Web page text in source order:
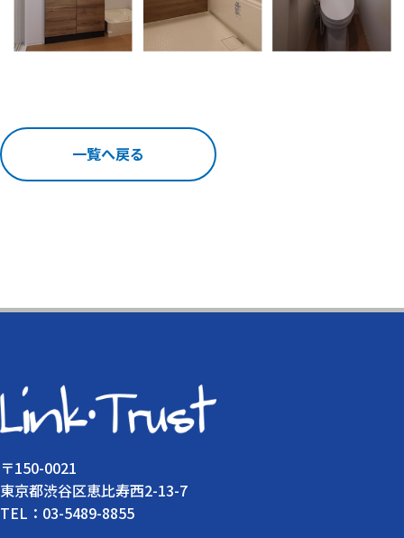
一覧へ戻る
〒150-0021
東京都渋谷区恵比寿西2-13-7
TEL：03-5489-8855